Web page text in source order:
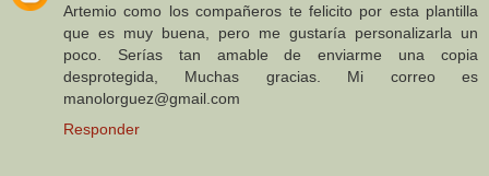
Artemio como los compañeros te felicito por esta plantilla
que es muy buena, pero me gustaría personalizarla un
poco. Serías tan amable de enviarme una copia
desprotegida, Muchas gracias. Mi correo es
manolorguez@gmail.com
Responder